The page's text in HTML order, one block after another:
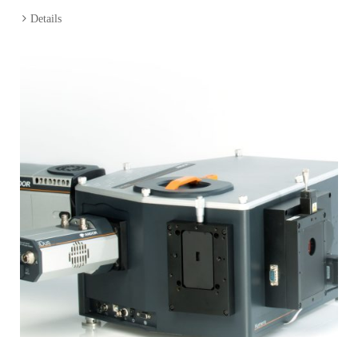
Details